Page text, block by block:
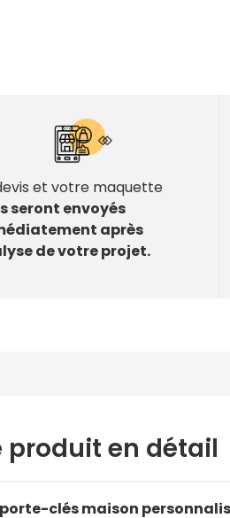
et votre maquette
seront envoyés
après
de votre projet.
produit en détail
porte-clés maison